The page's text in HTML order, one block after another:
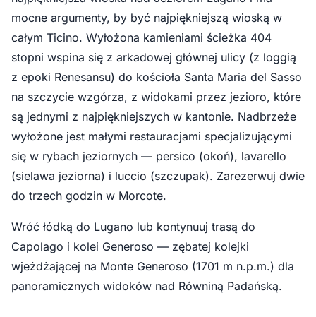
mocne argumenty, by być najpiękniejszą wioską w
całym Ticino. Wyłożona kamieniami ścieżka 404
stopni wspina się z arkadowej głównej ulicy (z loggią
z epoki Renesansu) do kościoła Santa Maria del Sasso
na szczycie wzgórza, z widokami przez jezioro, które
są jednymi z najpiękniejszych w kantonie. Nadbrzeże
wyłożone jest małymi restauracjami specjalizującymi
się w rybach jeziornych — persico (okoń), lavarello
(sielawa jeziorna) i luccio (szczupak). Zarezerwuj dwie
do trzech godzin w Morcote.
Wróć łódką do Lugano lub kontynuuj trasą do
Capolago i kolei Generoso — zębatej kolejki
wjeżdżającej na Monte Generoso (1701 m n.p.m.) dla
panoramicznych widoków nad Równiną Padańską.